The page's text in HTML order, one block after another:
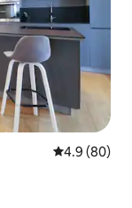
レビュー80
4.9 (80)